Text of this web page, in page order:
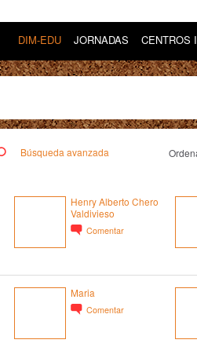
DIM-EDU JORNADAS CENTROS
Búsqueda avanzada
Henry Alberto Chero
Valdivieso
Comentar
Maria
Comentar